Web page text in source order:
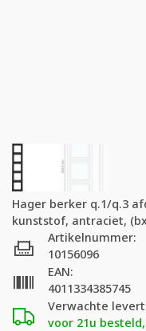
Hager berker q.1/q.3
kunststof, antraciet,
Verwachte
voor 21u
Artikelnummer:
10156096
EAN:
4011334385745